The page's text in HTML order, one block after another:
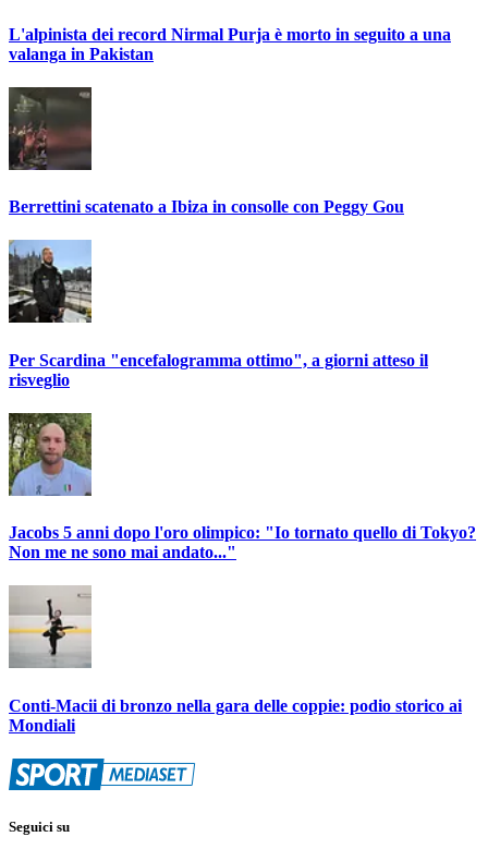
L'alpinista dei record Nirmal Purja è morto in seguito a una
valanga in Pakistan
Berrettini scatenato a Ibiza in consolle con Peggy Gou
Per Scardina "encefalogramma ottimo", a giorni atteso il
risveglio
Jacobs 5 anni dopo l'oro olimpico: "Io tornato quello di Tokyo?
Non me ne sono mai andato..."
Conti-Macii di bronzo nella gara delle coppie: podio storico ai
Mondiali
Seguici su